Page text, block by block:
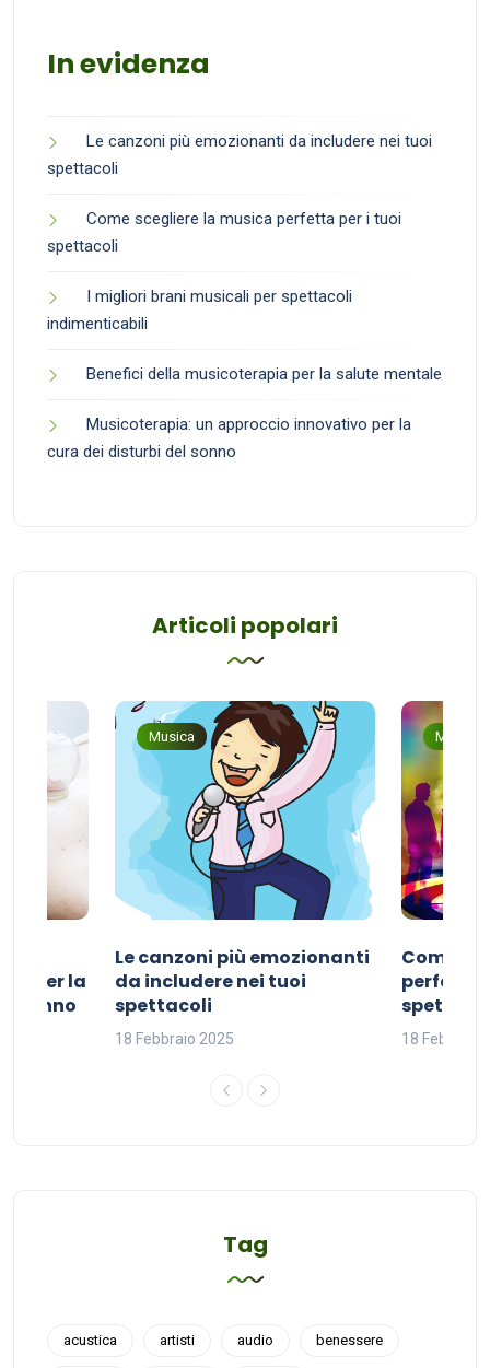
In evidenza
Le canzoni più emozionanti da includere nei tuoi
spettacoli
Come scegliere la musica perfetta per i tuoi
spettacoli
I migliori brani musicali per spettacoli
indimenticabili
Benefici della musicoterapia per la salute mentale
Musicoterapia: un approccio innovativo per la
cura dei disturbi del sonno
Articoli popolari
per la
sonno
Musica
Le canzoni più emozionanti
da includere nei tuoi
spettacoli
18 Febbraio 2025
Musica
Come
perfetta
18 Febbraio
Tag
acustica artisti audio benessere